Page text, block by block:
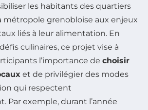
les habitants des quartiers
métropole grenobloise aux enjeux
liés à leur alimentation. En
culinaires, ce projet vise à
l’importance de choisir
et de privilégier des modes
qui respectent
Par exemple, durant l’année